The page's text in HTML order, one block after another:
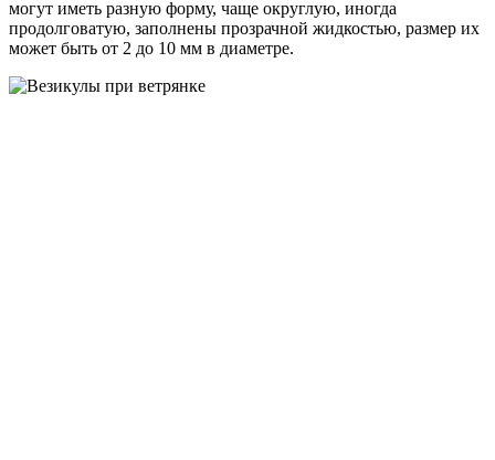
могут иметь разную форму, чаще округлую, иногда
продолговатую, заполнены прозрачной жидкостью, размер их
может быть от 2 до 10 мм в диаметре.